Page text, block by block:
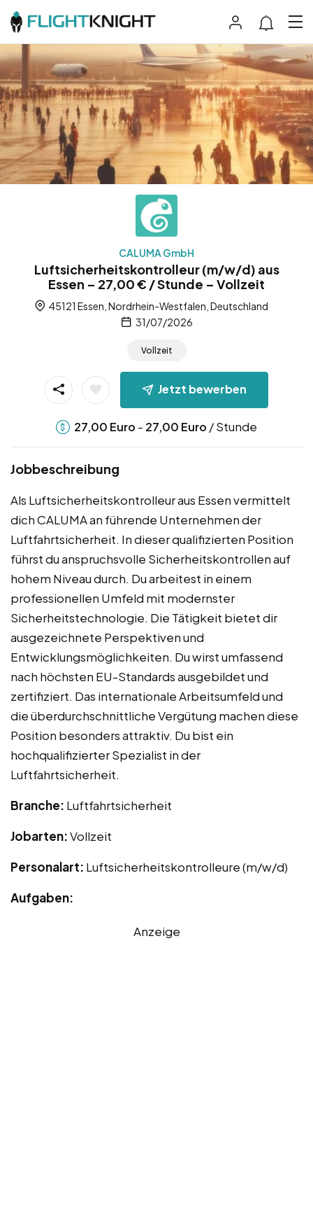
CALUMA GmbH
Luftsicherheitskontrolleur (m/w/d) aus
Essen – 27,00 € / Stunde – Vollzeit
45121 Essen, Nordrhein-Westfalen, Deutschland
31/07/2026
Vollzeit
Jetzt bewerben
27,00 Euro - 27,00 Euro / Stunde
Jobbeschreibung
Als Luftsicherheitskontrolleur aus Essen vermittelt
dich CALUMA an führende Unternehmen der
Luftfahrtsicherheit. In dieser qualifizierten Position
führst du anspruchsvolle Sicherheitskontrollen auf
hohem Niveau durch. Du arbeitest in einem
professionellen Umfeld mit modernster
Sicherheitstechnologie. Die Tätigkeit bietet dir
ausgezeichnete Perspektiven und
Entwicklungsmöglichkeiten. Du wirst umfassend
nach höchsten EU-Standards ausgebildet und
zertifiziert. Das internationale Arbeitsumfeld und
die überdurchschnittliche Vergütung machen diese
Position besonders attraktiv. Du bist ein
hochqualifizierter Spezialist in der
Luftfahrtsicherheit.
Branche: Luftfahrtsicherheit
Jobarten:Vollzeit
Personalart: Luftsicherheitskontrolleure (m/w/d)
Aufgaben:
Anzeige